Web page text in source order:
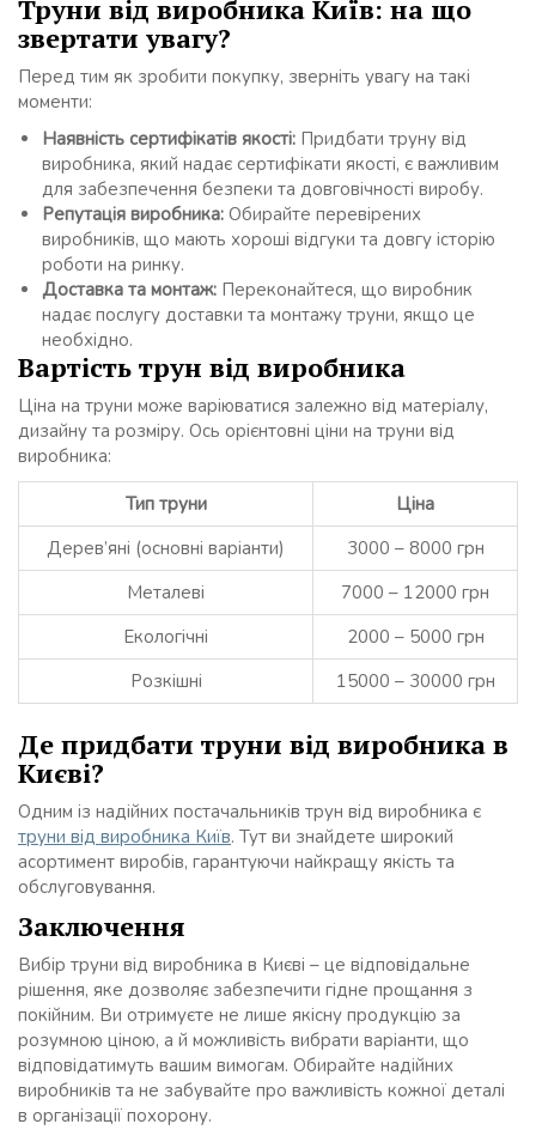
Труни від виробника Київ: на що
звертати увагу?
Перед тим як зробити покупку, зверніть увагу на такі
моменти:
Наявність сертифікатів якості: Придбати труну від
виробника, який надає сертифікати якості, є важливим
для забезпечення безпеки та довговічності виробу.
Репутація виробника: Обирайте перевірених
виробників, що мають хороші відгуки та довгу історію
роботи на ринку.
Доставка та монтаж: Переконайтеся, що виробник
надає послугу доставки та монтажу труни, якщо це
необхідно.
Вартість трун від виробника
Ціна на труни може варіюватися залежно від матеріалу,
дизайну та розміру. Ось орієнтовні ціни на труни від
виробника:
Тип труни
Ціна
Дерев’яні (основні варіанти)
3000 – 8000 грн
Металеві
7000 – 12000 грн
Екологічні
2000 – 5000 грн
Розкішні
15000 – 30000 грн
Де придбати труни від виробника в
Києві?
Одним із надійних постачальників трун від виробника є
труни від виробника Київ. Тут ви знайдете широкий
асортимент виробів, гарантуючи найкращу якість та
обслуговування.
Заключення
Вибір труни від виробника в Києві – це відповідальне
рішення, яке дозволяє забезпечити гідне прощання з
покійним. Ви отримуєте не лише якісну продукцію за
розумною ціною, а й можливість вибрати варіанти, що
відповідатимуть вашим вимогам. Обирайте надійних
виробників та не забувайте про важливість кожної деталі
в організації похорону.